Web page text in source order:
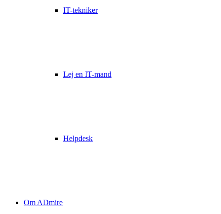
IT-tekniker
Lej en IT-mand
Helpdesk
Om ADmire